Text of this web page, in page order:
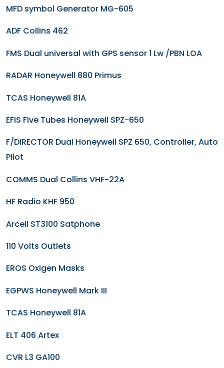
MFD symbol Generator MG-605
ADF Collins 462
FMS Dual universal with GPS sensor 1 Lw /PBN LOA
RADAR Honeywell 880 Primus
TCAS Honeywell 81A
EFIS Five Tubes Honeywell SPZ-650
F/DIRECTOR Dual Honeywell SPZ 650, Controller, Auto
Pilot
COMMS Dual Collins VHF-22A
HF Radio KHF 950
Arcell ST3100 Satphone
110 Volts Outlets
EROS Oxigen Masks
EGPWS Honeywell Mark III
TCAS Honeywell 81A
ELT 406 Artex
CVR L3 GA100